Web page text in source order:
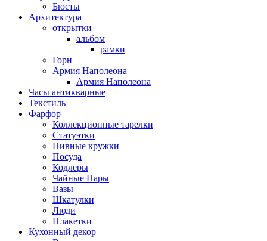
Бюсты
Архитектура
открытки
альбом
рамки
Горн
Армия Наполеона
Армия Наполеона
Часы антикварные
Текстиль
Фарфор
Коллекционные тарелки
Статуэтки
Пивные кружки
Посуда
Кодлеры
Чайные Пары
Вазы
Шкатулки
Люди
Плакетки
Кухонный декор